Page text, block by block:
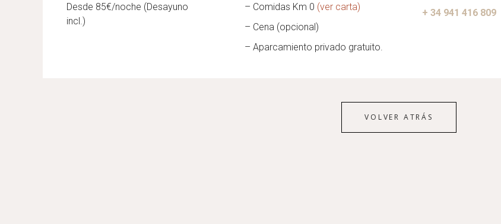
Desde 85€/noche (Desayuno
incl.)
– Comidas Km 0 (ver carta)
– Cena (opcional)
– Aparcamiento privado gratuito.
+ 34 941 416 809
VOLVER ATRÁS